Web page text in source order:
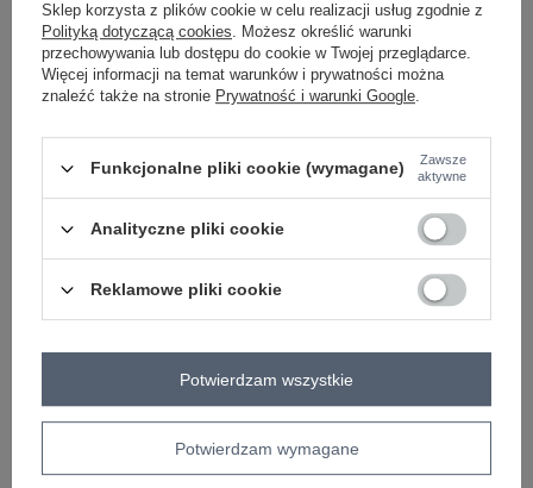
ciemny różowy
Zobacz wszystkie kolory (+1)
ZALOGUJ SIĘ I ZOBACZ CENĘ
Masz pytanie? Chętnie pomożemy.
sposób prania : pranie w pralce w 30°C
Kod produktu
RV-SK-A1088.29
Sklep korzysta z plików cookie w celu realizacji usług zgodnie z
Polityką dotyczącą cookies. Możesz określić warunki
przechowywania lub dostępu do cookie w Twojej przeglądarce.
Więcej informacji na temat warunków i prywatności można
znaleźć także na stronie Prywatność i warunki Google.
Funkcjonalne pliki cookie (wymagane)
Zawsze
aktywne
Analityczne pliki cookie
Reklamowe pliki cookie
Potwierdzam wymagane
Potwierdzam wszystkie